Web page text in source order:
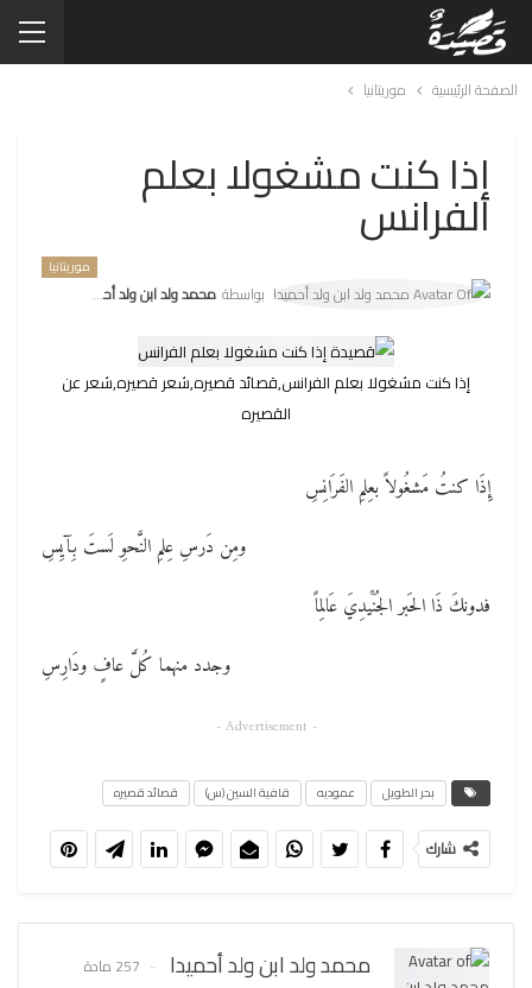
الصفحة الرئيسية موريتانيا
إذا كنت مشغولا بعلم
الفرانس
موريتانيا
بواسطة محمد ولد ابن ولد أحميدا
إذا كنت مشغولا بعلم الفرانس,قصائد قصيره,شعر قصيره,شعر عن
القصيره
إِذَا كنتُ مَشغُولاً بعِلمِ الفَرَانِسِ
ومِن دَرسِ عِلمِ النَّحوِ لَستَ بِآيِسِ
فدونكَ ذَا الحَبر الجُنًَيدِيَ عَالِماً
وجدد منهما كُلَّ عافٍ ودَارِسِ
- Advertisement -
بحر الطويل عموديه قافية السين (س) قصائد قصيره
شارك
محمد ولد ابن ولد أحميدا 257 مادة